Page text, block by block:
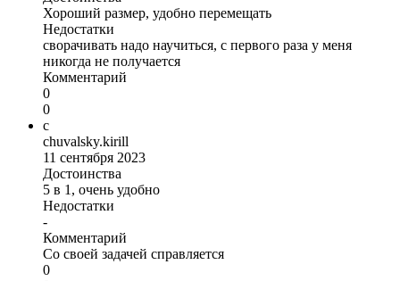
Хороший размер, удобно перемещать
Недостатки
сворачивать надо научиться, с первого раза у меня
никогда не получается
Комментарий
0
0
c
chuvalsky.kirill
11 сентября 2023
Достоинства
5 в 1, очень удобно
Недостатки
-
Комментарий
Со своей задачей справляется
0